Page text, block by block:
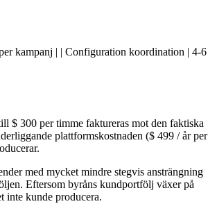
kampanj | | Configuration koordination | 4-6
$ 300 per timme faktureras mot den faktiska
plattformskostnaden ($ 499 / år per
med mycket mindre stegvis ansträngning
Eftersom byråns kundportfölj växer på
inte kunde producera.